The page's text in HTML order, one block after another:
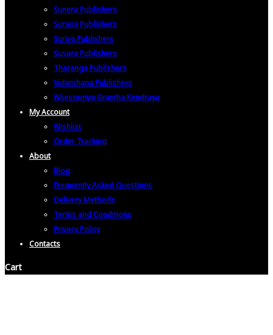
Sunera Publishers
Surasa Publishers
Suriya Publishers
Susara Publishers
Tharanga Publishers
Vidarshana Publishers
Wijesooriya Grantha Kendraya
My Account
Wishlist
Order Tracking
About
Blog
Frequently Asked Questions
Delivery Methods
Terms and Conditions
Privacy Policy
Contacts
Cart